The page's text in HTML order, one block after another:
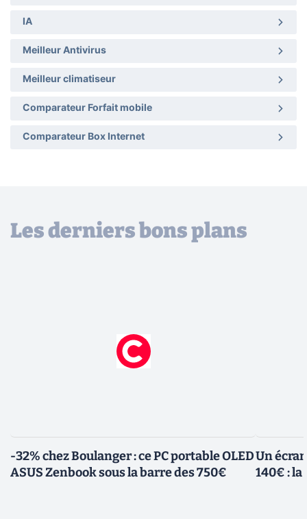
IA
Meilleur Antivirus
Meilleur climatiseur
Comparateur Forfait mobile
Comparateur Box Internet
Les derniers bons plans
-32% chez Boulanger : ce PC portable OLED
ASUS Zenbook sous la barre des 750€
Un
140€ :